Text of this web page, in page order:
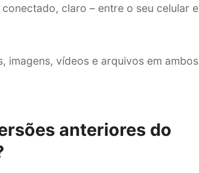
claro – entre o seu celular e
imagens, vídeos e arquivos em ambos
anteriores do